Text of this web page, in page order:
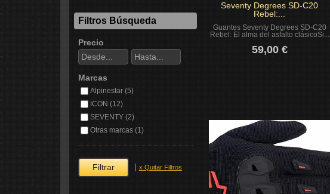
Filtros Búsqueda
Precio
Marcas
Alpinestar (5)
ICON (12)
SEVENTY (2)
Otras marcas (1)
| x Quitar Filtros
Seventy Degrees SD-C20
Rebel:...
Guantes Seventy Degrees SD-C20
Rebel: El alma del asfalto clásicoSi...
59,00 €